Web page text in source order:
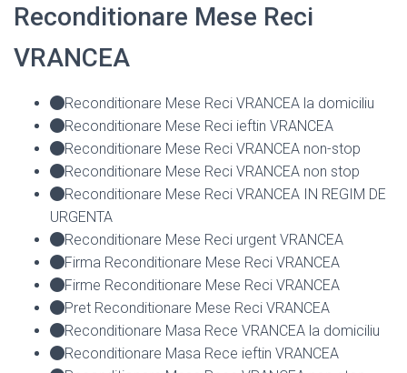
Reconditionare Mese Reci
VRANCEA
Reconditionare Mese Reci VRANCEA la domiciliu
Reconditionare Mese Reci ieftin VRANCEA
Reconditionare Mese Reci VRANCEA non-stop
Reconditionare Mese Reci VRANCEA non stop
Reconditionare Mese Reci VRANCEA IN REGIM DE
URGENTA
Reconditionare Mese Reci urgent VRANCEA
Firma Reconditionare Mese Reci VRANCEA
Firme Reconditionare Mese Reci VRANCEA
Pret Reconditionare Mese Reci VRANCEA
Reconditionare Masa Rece VRANCEA la domiciliu
Reconditionare Masa Rece ieftin VRANCEA